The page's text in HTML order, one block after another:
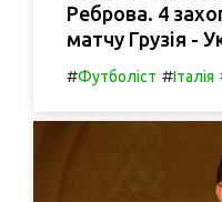
Реброва. 4
матчу Грузія -
#Футболіст #Італія